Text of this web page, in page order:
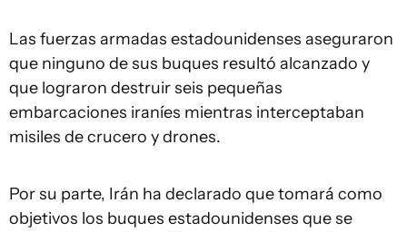
Las fuerzas armadas estadounidenses aseguraron
que ninguno de sus buques resultó alcanzado y
que lograron destruir seis pequeñas
embarcaciones iraníes mientras interceptaban
misiles de crucero y drones.
Por su parte, Irán ha declarado que tomará como
objetivos los buques estadounidenses que se